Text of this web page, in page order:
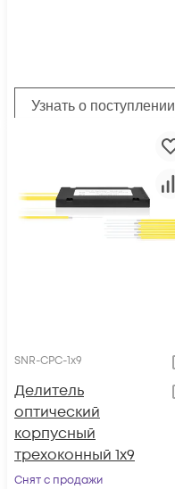
Узнать о поступлении
SNR-CPC-1x9
Делитель
оптический
корпусный
трехоконный 1х9
Снят с продажи